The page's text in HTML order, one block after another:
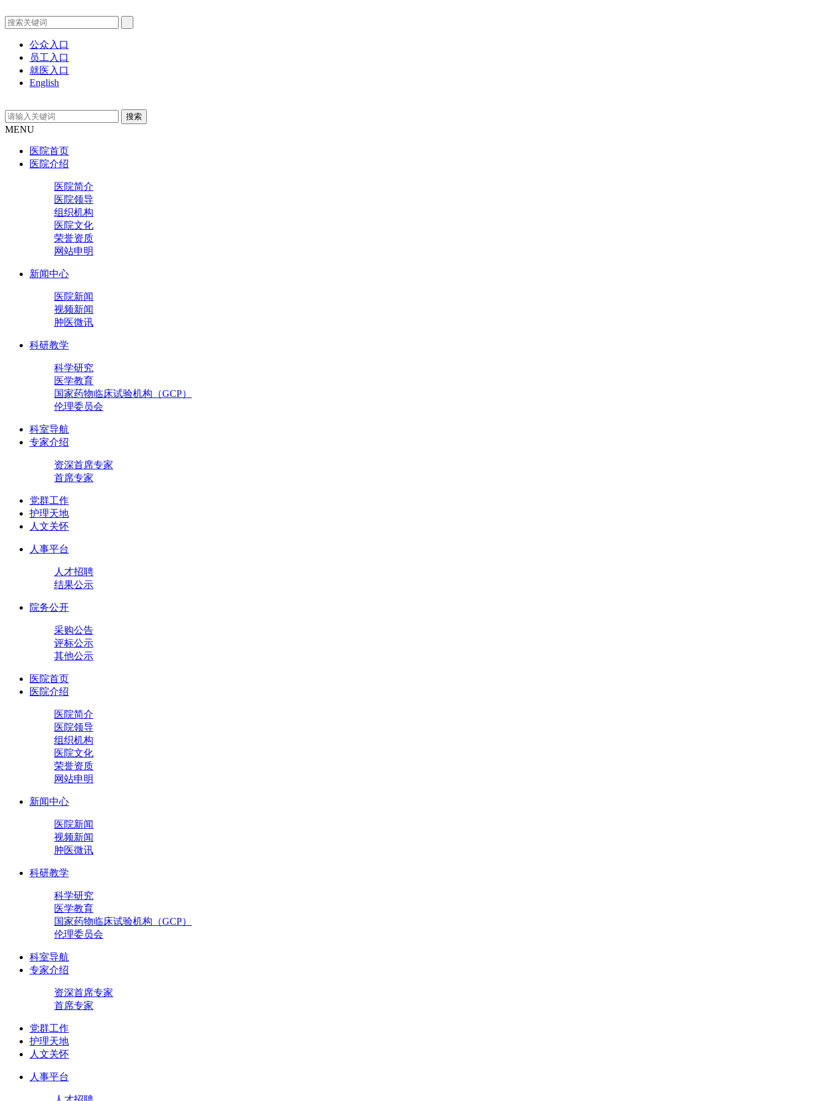
公众入口
员工入口
就医入口
English
MENU
医院首页
医院介绍
医院简介
医院领导
组织机构
医院文化
荣誉资质
网站申明
新闻中心
医院新闻
视频新闻
肿医微讯
科研教学
科学研究
医学教育
国家药物临床试验机构（GCP）
伦理委员会
科室导航
专家介绍
资深首席专家
首席专家
党群工作
护理天地
人文关怀
人事平台
人才招聘
结果公示
院务公开
采购公告
评标公示
其他公示
医院首页
医院介绍
医院简介
医院领导
组织机构
医院文化
荣誉资质
网站申明
新闻中心
医院新闻
视频新闻
肿医微讯
科研教学
科学研究
医学教育
国家药物临床试验机构（GCP）
伦理委员会
科室导航
专家介绍
资深首席专家
首席专家
党群工作
护理天地
人文关怀
人事平台